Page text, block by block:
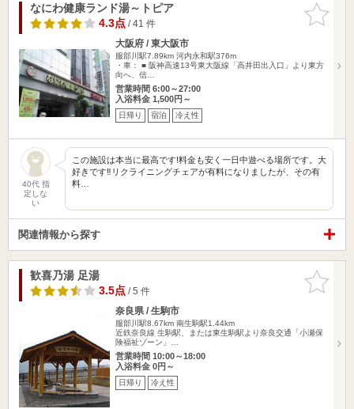
お気に入
りに追加
なにわ健康ランド湯～トピア
4.3点/ 41 件
大阪府 / 東大阪市
服部川駅7.89km 河内永和駅376m
・車： ■ 阪神高速13号東大阪線「高井田出入口」より東方
向へ、信…
営業時間 6:00～27:00
入浴料金 1,500円～
日帰り 宿泊 冷え性
40代 指
定しな
い
この施設は本当に最高です!料金も安く一日中遊べる場所です。大
好きです‼︎リクライニングチェアが有料になりましたが、その有
料…
関連情報から探す
お気に入
りに追加
歓喜乃湯 足湯
3.5点/ 5 件
奈良県 / 生駒市
服部川駅8.67km 南生駒駅1.44km
近鉄奈良線 生駒駅、または東生駒駅より奈良交通「小瀬保
険福祉ゾーン」…
営業時間 10:00～18:00
入浴料金 0円～
日帰り 冷え性